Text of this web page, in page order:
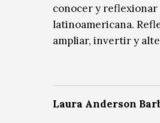
conocer y
latinoamericana.
ampliar, invertir y
Laura Anderson